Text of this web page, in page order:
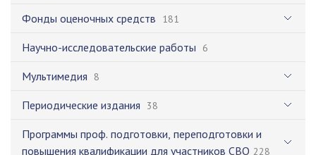
Фонды оценочных средств 181
Научно-исследовательские работы 6
Мультимедия 8
Периодические издания 38
Программы проф. подготовки, переподготовки и
повышения квалификации для участников СВО 228